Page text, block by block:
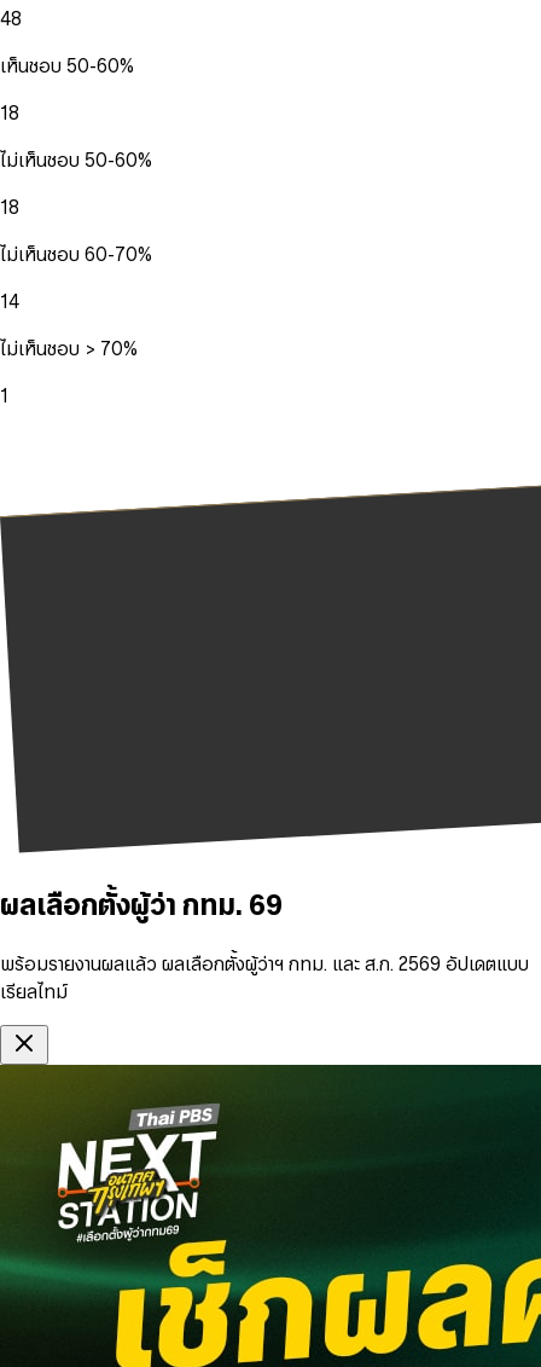
48
เห็นชอบ 50-60%
18
ไม่เห็นชอบ 50-60%
18
ไม่เห็นชอบ 60-70%
14
ไม่เห็นชอบ > 70%
1
ผลเลือกตั้งผู้ว่า กทม. 69
พร้อมรายงานผลแล้ว ผลเลือกตั้งผู้ว่าฯ กทม. และ ส.ก. 2569 อัปเดตแบบ
เรียลไทม์